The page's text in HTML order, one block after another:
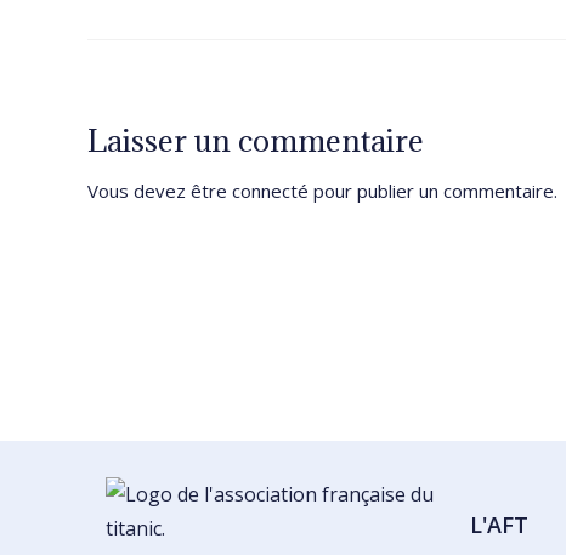
Laisser un commentaire
Vous devez être connecté pour publier un commentaire.
L'AFT